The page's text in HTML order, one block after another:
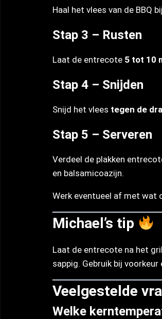
Haal het vlees van de BBQ
Stap 3 – Rusten
Laat de entrecote 5 tot 10
Stap 4 – Snijden
Snijd het vlees tegen de
Stap 5 – Serveren
Verdeel de plakken
en balsamicoazijn.
Werk eventueel af met wat
Michael’s tip
Laat de entrecote na het
sappig. Gebruik bij voorkeur
Veelgestelde
Welke